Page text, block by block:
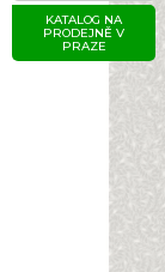
KATALOG NA
PRODEJNĚ V
PRAZE